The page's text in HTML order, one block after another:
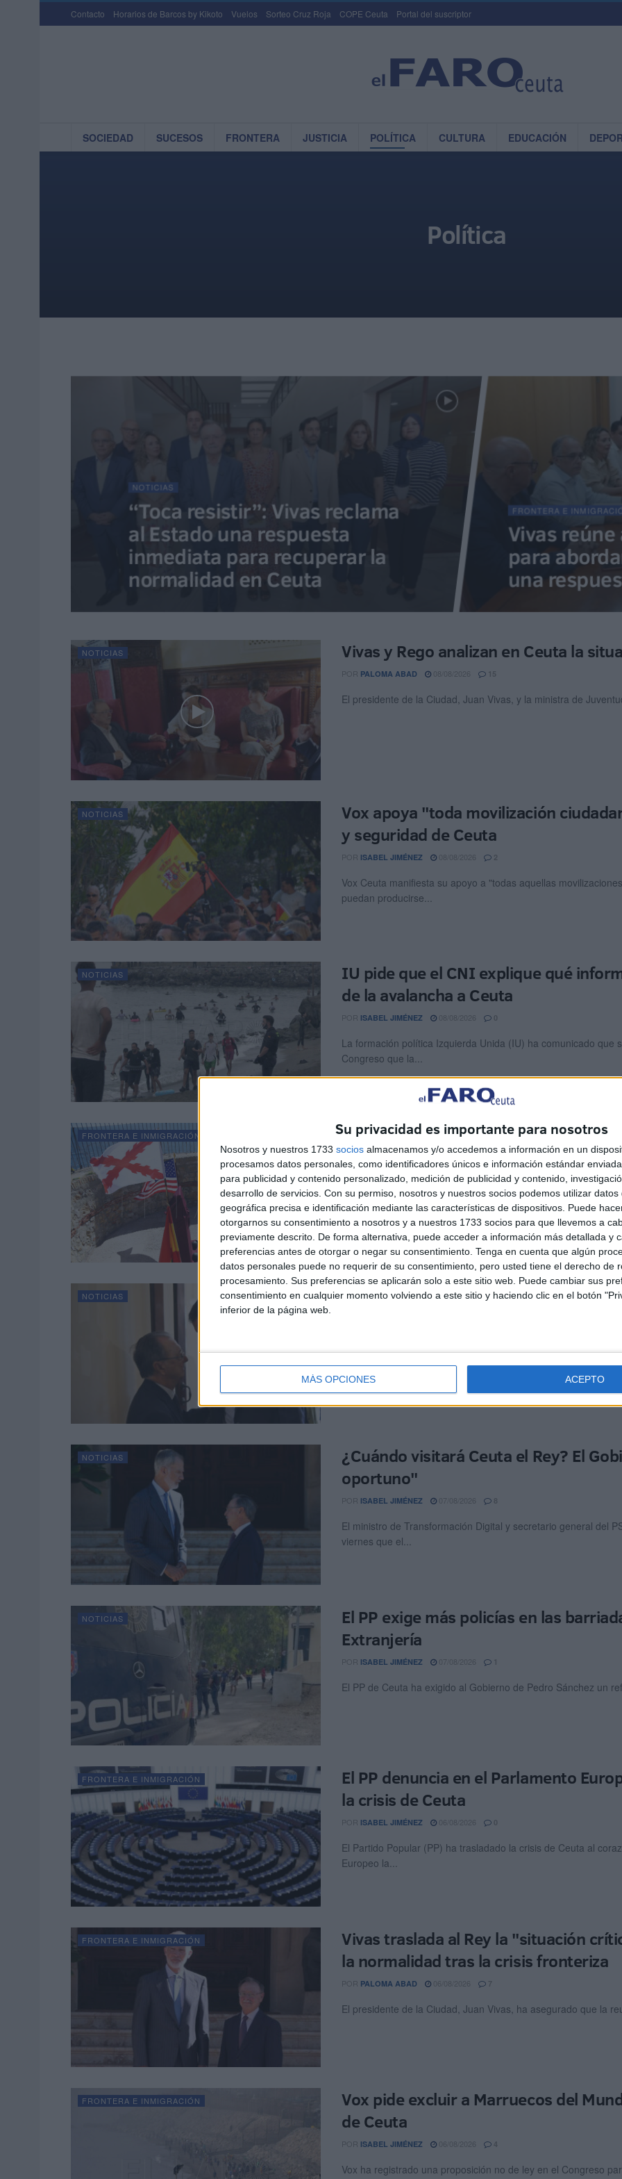
Su privacidad es importante para nosotros
Nosotros y nuestros 1733 socios almacenamos y/o accedemos a información en un
procesamos datos personales, como identificadores únicos e información estándar
para publicidad y contenido personalizado, medición de publicidad y contenido,
desarrollo de servicios. Con su permiso, nosotros y nuestros socios podemos utilizar datos
geográfica precisa e identificación mediante las características de dispositivos. Puede
otorgarnos su consentimiento a nosotros y a nuestros 1733 socios para que llevemos a
previamente descrito. De forma alternativa, puede acceder a información más detallada y
preferencias antes de otorgar o negar su consentimiento. Tenga en cuenta que algún
datos personales puede no requerir de su consentimiento, pero usted tiene el derecho de
procesamiento. Sus preferencias se aplicarán solo a este sitio web. Puede cambiar sus
consentimiento en cualquier momento volviendo a este sitio y haciendo clic en el botón
inferior de la página web.
MÁS OPCIONES ACEPTO
Contacto Horarios de Barcos by Kikoto Vuelos Sorteo Cruz Roja COPE Ceuta Portal del suscriptor
SOCIEDAD SUCESOS FRONTERA JUSTICIA POLÍTICA CULTURA EDUCACIÓN
Política
NOTICIAS
“Toca resistir”: Vivas reclama
al Estado una respuesta
inmediata para recuperar la
normalidad en Ceuta
FRONTERA E
Vivas
para
una
NOTICIAS Vivas y Rego analizan en Ceuta la
POR PALOMA ABAD 15
El presidente de la Ciudad, Juan Vivas, y la ministra de
NOTICIAS
Vox apoya "toda movilización
y seguridad de Ceuta
POR ISABEL JIMÉNEZ 2
Vox Ceuta manifiesta su apoyo a "todas aquellas
puedan producirse...
NOTICIAS
IU pide que el CNI explique qué
de la avalancha a Ceuta
POR ISABEL JIMÉNEZ 0
La formación política Izquierda Unida (IU) ha comunicado que
Congreso que la...
FRONTERA E INMIGRACIÓN EEUU respalda la soberanía española
POR 08/08/2026
El Departamento de Estado de Estados Unidos (EEUU)
española sobre Ceuta y...
NOTICIAS
Vox reprocha a Vivas su "hipocresía"
Vox Ceuta ha cargado contra el presidente de la Ciudad,
NOTICIAS
¿Cuándo visitará Ceuta el Rey? El
oportuno"
POR ISABEL JIMÉNEZ 07/08/2026 8
El ministro de Transformación Digital y secretario general del
viernes que el...
NOTICIAS
El PP exige más policías en las
Extranjería
POR ISABEL JIMÉNEZ 07/08/2026 1
El PP de Ceuta ha exigido al Gobierno de Pedro Sánchez un
FRONTERA E INMIGRACIÓN
El PP denuncia en el Parlamento
la crisis de Ceuta
POR ISABEL JIMÉNEZ 0
El Partido Popular (PP) ha trasladado la crisis de Ceuta al
Europeo la...
FRONTERA E INMIGRACIÓN
Vivas traslada al Rey la "situación
la normalidad tras la crisis fronteriza
POR PALOMA ABAD 7
El presidente de la Ciudad, Juan Vivas, ha asegurado que la
FRONTERA E INMIGRACIÓN
Vox pide excluir a Marruecos del
de Ceuta
POR ISABEL JIMÉNEZ 4
Vox ha registrado una proposición no de ley en el Congreso